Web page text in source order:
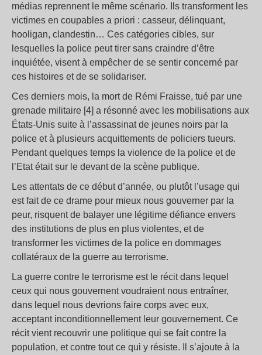
médias reprennent le même scénario. Ils transforment les
victimes en coupables a priori : casseur, délinquant,
hooligan, clandestin… Ces catégories cibles, sur
lesquelles la police peut tirer sans craindre d’être
inquiétée, visent à empêcher de se sentir concerné par
ces histoires et de se solidariser.
Ces derniers mois, la mort de Rémi Fraisse, tué par une
grenade militaire [4] a résonné avec les mobilisations aux
États-Unis suite à l’assassinat de jeunes noirs par la
police et à plusieurs acquittements de policiers tueurs.
Pendant quelques temps la violence de la police et de
l’Etat était sur le devant de la scène publique.
Les attentats de ce début d’année, ou plutôt l’usage qui
est fait de ce drame pour mieux nous gouverner par la
peur, risquent de balayer une légitime défiance envers
des institutions de plus en plus violentes, et de
transformer les victimes de la police en dommages
collatéraux de la guerre au terrorisme.
La guerre contre le terrorisme est le récit dans lequel
ceux qui nous gouvernent voudraient nous entraîner,
dans lequel nous devrions faire corps avec eux,
acceptant inconditionnellement leur gouvernement. Ce
récit vient recouvrir une politique qui se fait contre la
population, et contre tout ce qui y résiste. Il s’ajoute à la